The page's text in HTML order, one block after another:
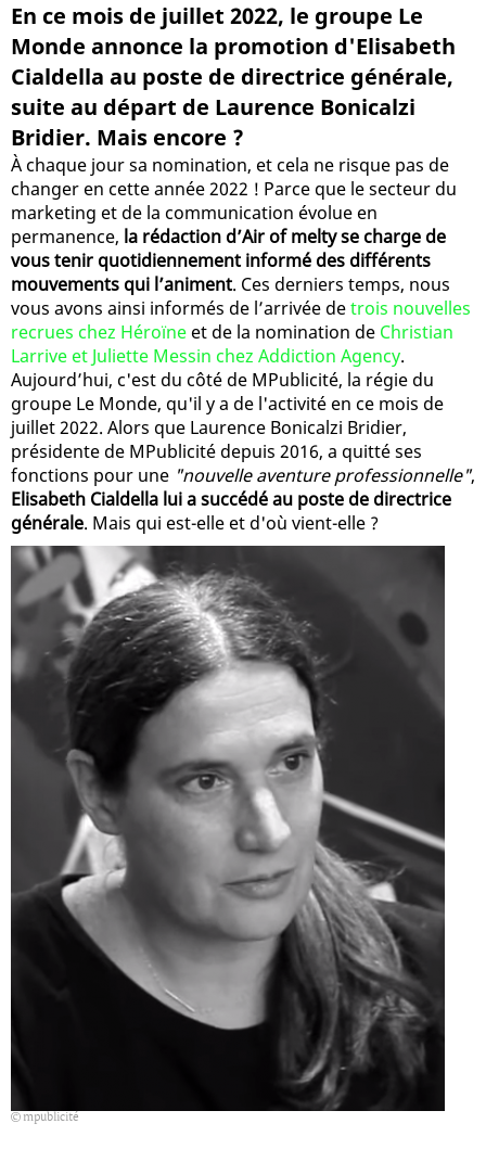
En ce mois de juillet 2022, le groupe Le
Monde annonce la promotion d'Elisabeth
Cialdella au poste de directrice générale,
suite au départ de Laurence Bonicalzi
Bridier. Mais encore ?
À chaque jour sa nomination, et cela ne risque pas de
changer en cette année 2022 ! Parce que le secteur du
marketing et de la communication évolue en
permanence, la rédaction d’Air of melty se charge de
vous tenir quotidiennement informé des différents
mouvements qui l’animent. Ces derniers temps, nous
vous avons ainsi informés de l’arrivée detrois nouvelles
recrues chez Héroïne et de la nomination de Christian
Larrive et Juliette Messin chez Addiction Agency.
Aujourd’hui, c'est du côté de MPublicité, la régie du
groupe Le Monde, qu'il y a de l'activité en ce mois de
juillet 2022. Alors que Laurence Bonicalzi Bridier,
présidente de MPublicité depuis 2016, a quitté ses
fonctions pour une "nouvelle aventure professionnelle",
Elisabeth Cialdella lui a succédé au poste de directrice
générale. Mais qui est-elle et d'où vient-elle ?
mpublicité